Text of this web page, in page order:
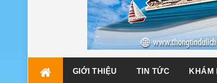
GIỚI THIỆU TIN TỨC KHÁM